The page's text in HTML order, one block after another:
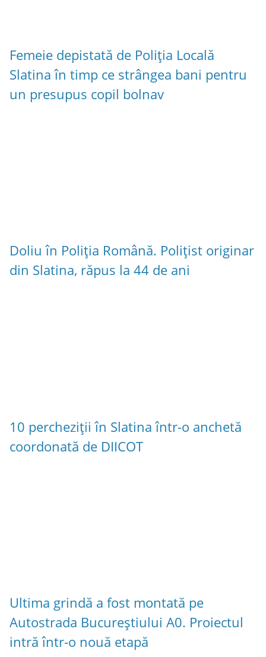
Femeie depistată de Poliția Locală
Slatina în timp ce strângea bani pentru
un presupus copil bolnav
Doliu în Poliția Română. Polițist originar
din Slatina, răpus la 44 de ani
10 percheziții în Slatina într-o anchetă
coordonată de DIICOT
Ultima grindă a fost montată pe
Autostrada Bucureștiului A0. Proiectul
intră într-o nouă etapă